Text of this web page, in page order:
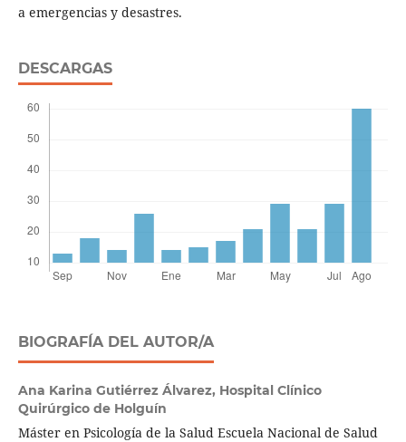
a emergencias y desastres.
DESCARGAS
BIOGRAFÍA DEL AUTOR/A
Ana Karina Gutiérrez Álvarez, Hospital Clínico
Quirúrgico de Holguín
Máster en Psicología de la Salud Escuela Nacional de Salud